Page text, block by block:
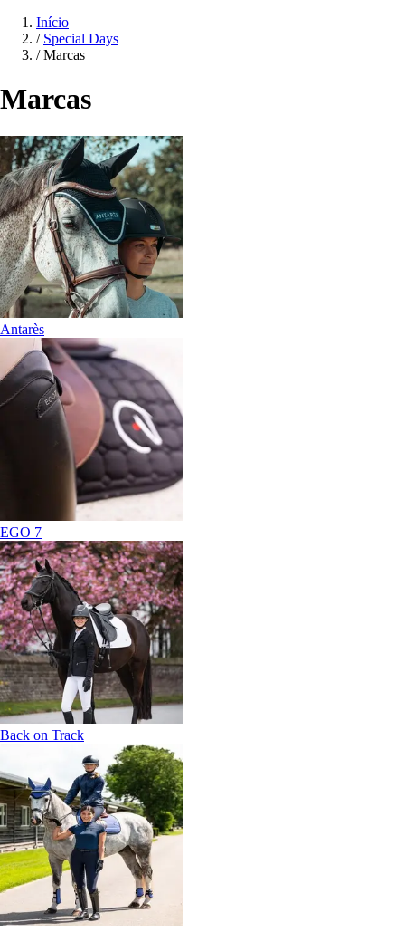
Início
/ Special Days
/ Marcas
Marcas
Antarès
EGO 7
Back on Track